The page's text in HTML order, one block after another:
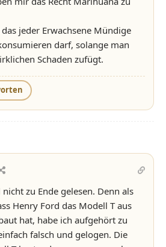
jeder Erwachsene Mündige
darf, solange man
Schaden zufügt.
zu Ende gelesen. Denn als
Henry Ford das Modell T aus
hat, habe ich aufgehört zu
falsch und gelogen. Die